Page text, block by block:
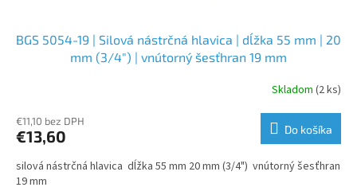
BGS 5054-19 | Silová nástrčná hlavica | dĺžka 55 mm | 20
mm (3/4") | vnútorný šesťhran 19 mm
Skladom (2 ks)
€11,10 bez DPH
€13,60 Do košíka
silová nástrčná hlavica dĺžka 55 mm 20 mm (3/4") vnútorný šesťhran
19 mm